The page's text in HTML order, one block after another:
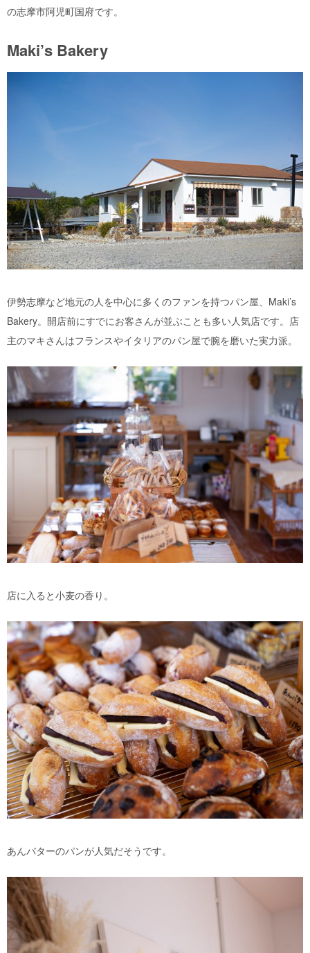
の志摩市阿児町国府です。
Maki’s Bakery
伊勢志摩など地元の人を中心に多くのファンを持つパン屋、Maki’s
Bakery。開店前にすでにお客さんが並ぶことも多い人気店です。店
主のマキさんはフランスやイタリアのパン屋で腕を磨いた実力派。
店に入ると小麦の香り。
あんバターのパンが人気だそうです。